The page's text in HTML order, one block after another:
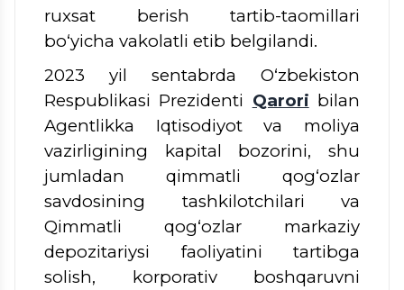
ruxsat berish tartib-taomillari
bo‘yicha vakolatli etib belgilandi.
2023 yil sentabrda O‘zbekiston
Respublikasi Prezidenti Qarori bilan
Agentlikka Iqtisodiyot va moliya
vazirligining kapital bozorini, shu
jumladan qimmatli qog‘ozlar
savdosining tashkilotchilari va
Qimmatli qog‘ozlar markaziy
depozitariysi faoliyatini tartibga
solish, korporativ boshqaruvni